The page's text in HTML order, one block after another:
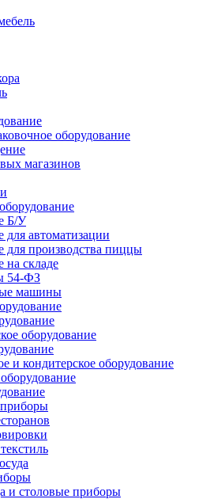
оборудование
магазинов
Б/У
для автоматизации
для производства пиццы
на складе
54-ФЗ
машины
оборудование
и кондитерское оборудование
и столовые приборы